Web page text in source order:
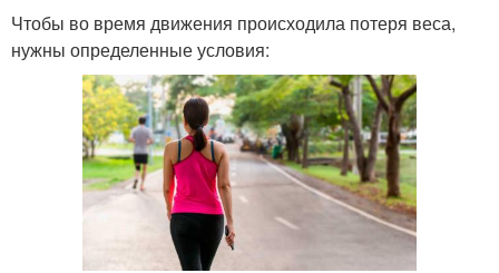
Чтобы во время движения происходила потеря веса,
нужны определенные условия: